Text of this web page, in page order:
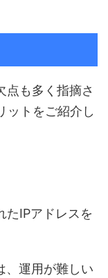
点も多く指摘さ
ットをご紹介し
たIPアドレスを
、運用が難しい